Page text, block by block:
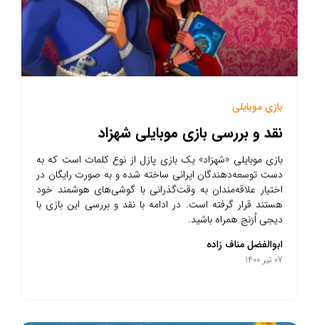
بازی موبایلی
نقد و بررسی بازی موبایلی شهزاد
بازی موبایلی «شهزاد» یک بازی پازل از نوع کلمات است که به
دست توسعه‌دهندگان ایرانی ساخته شده و به صورت رایگان در
اختیار علاقه‌مندان به وقت‌گذرانی با گوشی‌های هوشمند خود
هستند قرار گرفته است. در ادامه با نقد و بررسی این بازی با
دیجی اُرَنج همراه باشید.
ابوالفضل مناف زاده
07 تیر 1400